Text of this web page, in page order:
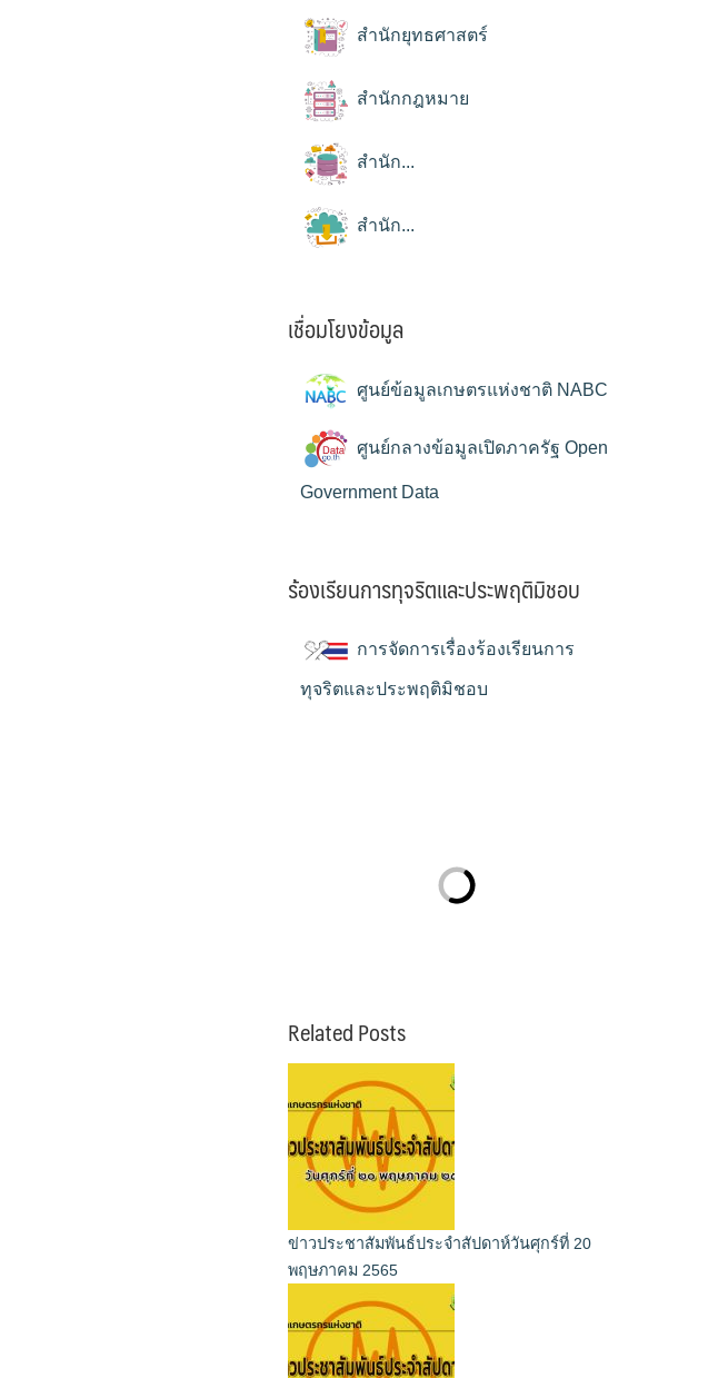
สำนักยุทธศาสตร์
สำนักกฎหมาย
สำนัก...
สำนัก...
เชื่อมโยงข้อมูล
ศูนย์ข้อมูลเกษตรแห่งชาติ NABC
ศูนย์กลางข้อมูลเปิดภาครัฐ Open
Government Data
ร้องเรียนการทุจริตและประพฤติมิชอบ
การจัดการเรื่องร้องเรียนการ
ทุจริตและประพฤติมิชอบ
Related Posts
ข่าวประชาสัมพันธ์ประจำสัปดาห์วันศุกร์ที่ 20
พฤษภาคม 2565